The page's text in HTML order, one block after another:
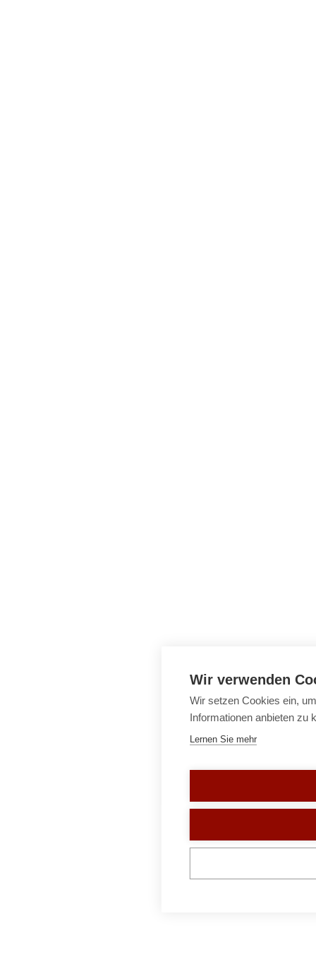
Wir verwenden
Wir setzen Cookies ein,
Informationen anbieten zu
Lernen Sie mehr